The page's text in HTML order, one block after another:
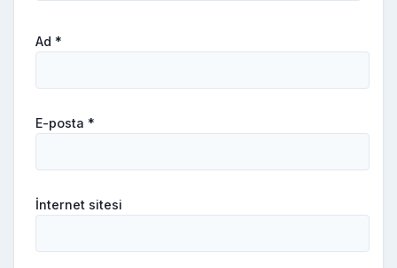
Ad *
E-posta *
İnternet sitesi